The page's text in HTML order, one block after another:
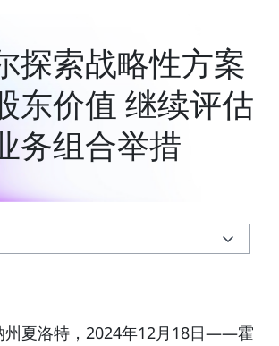
探索战略性方案
东价值 继续评估
务组合举措
夏洛特，2024年12月18日——霍